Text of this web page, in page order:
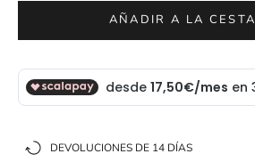
AÑADIR A LA CESTA
DEVOLUCIONES DE 14 DÍAS